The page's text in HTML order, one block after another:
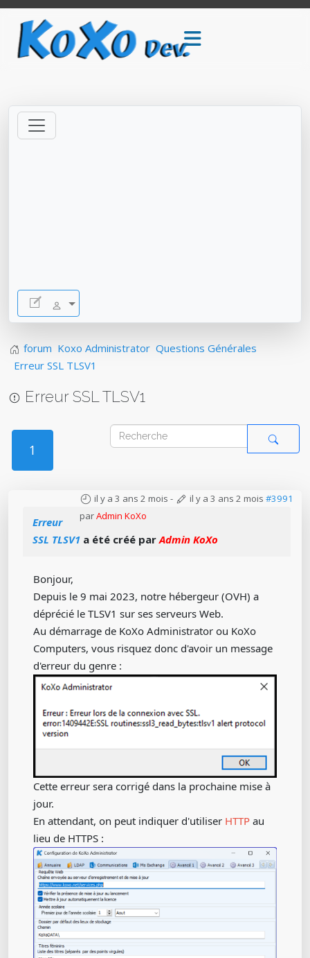
forum Koxo Administrator Questions Générales
Erreur SSL TLSV1
Erreur SSL TLSV1
1
il y a 3 ans 2 mois - il y a 3 ans 2 mois #3991
parAdmin KoXo
Erreur
SSL TLSV1 a été créé parAdmin KoXo
Bonjour,
Depuis le 9 mai 2023, notre hébergeur (OVH) a
déprécié le TLSV1 sur ses serveurs Web.
Au démarrage de KoXo Administrator ou KoXo
Computers, vous risquez donc d'avoir un message
d'erreur du genre :
Cette erreur sera corrigé dans la prochaine mise à
jour.
En attendant, on peut indiquer d'utiliser HTTP au
lieu de HTTPS :